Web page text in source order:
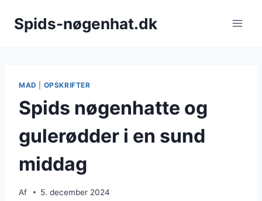
Spids-nøgenhat.dk
MAD OPSKRIFTER
Spids nøgenhatte og
gulerødder i en sund
middag
Af 5. december 2024